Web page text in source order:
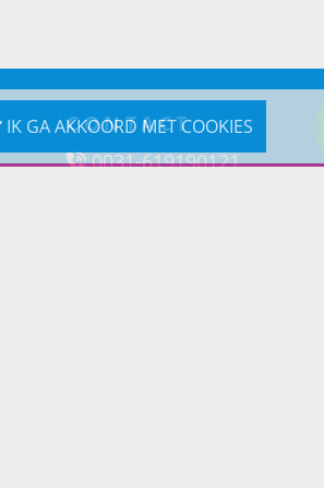
IK GA AKKOORD MET COOKIES
CONTACT
0031-619190121